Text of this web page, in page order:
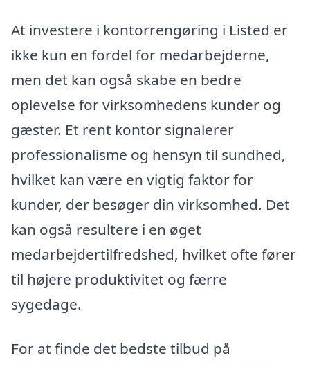
At investere i kontorrengøring i Listed er
ikke kun en fordel for medarbejderne,
men det kan også skabe en bedre
oplevelse for virksomhedens kunder og
gæster. Et rent kontor signalerer
professionalisme og hensyn til sundhed,
hvilket kan være en vigtig faktor for
kunder, der besøger din virksomhed. Det
kan også resultere i en øget
medarbejdertilfredshed, hvilket ofte fører
til højere produktivitet og færre
sygedage.
For at finde det bedste tilbud på